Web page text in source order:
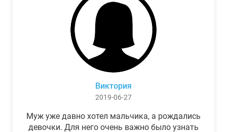
Виктория
2019-06-27
Муж уже давно хотел мальчика, а рождались
девочки. Для него очень важно было узнать